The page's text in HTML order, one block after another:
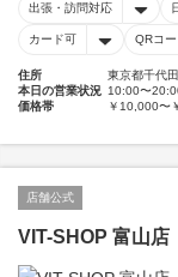
出張・訪問対応
カード可 QRコ
住所
東京都千代
本日の営業状況 10:00〜
価格帯
￥10,000〜
店舗公式
VIT-SHOP 富山店